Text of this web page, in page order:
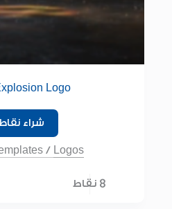
Logo
شراء
/ Logos
8 نقاط